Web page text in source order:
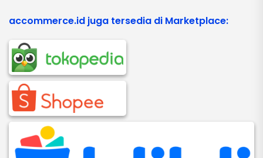
accommerce.id juga tersedia di Marketplace: